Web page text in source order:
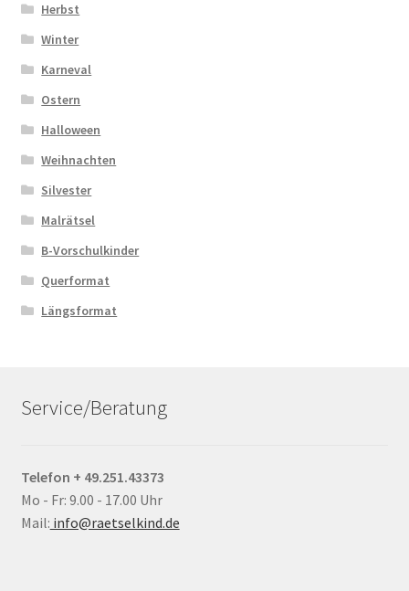
Herbst
Winter
Karneval
Ostern
Halloween
Weihnachten
Silvester
Malrätsel
B-Vorschulkinder
Querformat
Längsformat
Service/Beratung
Telefon + 49.251.43373
Mo - Fr: 9.00 - 17.00 Uhr
Mail: info@raetselkind.de